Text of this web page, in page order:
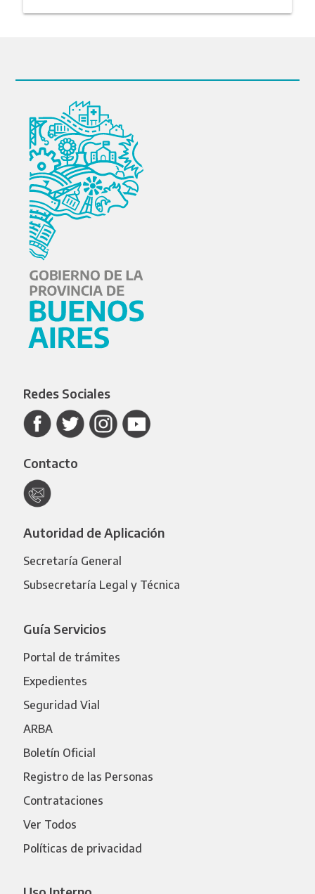
Redes Sociales
Contacto
Autoridad de Aplicación
Secretaría General
Subsecretaría Legal y Técnica
Guía Servicios
Portal de trámites
Expedientes
Seguridad Vial
ARBA
Boletín Oficial
Registro de las Personas
Contrataciones
Ver Todos
Políticas de privacidad